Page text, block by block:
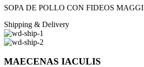
SOPA DE POLLO CON FIDEOS MAGGI
Shipping & Delivery
MAECENAS IACULIS